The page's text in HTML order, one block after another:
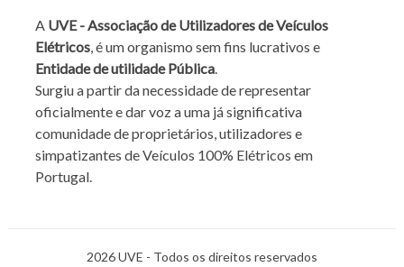
A UVE - Associação de Utilizadores de Veículos
Elétricos, é um organismo sem fins lucrativos e
Entidade de utilidade Pública.
Surgiu a partir da necessidade de representar
oficialmente e dar voz a uma já significativa
comunidade de proprietários, utilizadores e
simpatizantes de Veículos 100% Elétricos em
Portugal.
2026 UVE - Todos os direitos reservados